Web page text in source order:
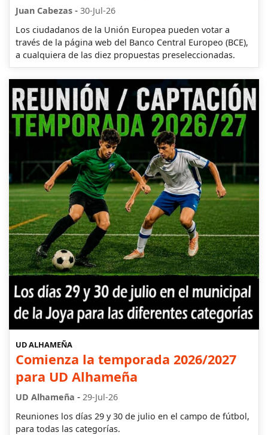
Juan Cabezas - 30-Jul-26
Los ciudadanos de la Unión Europea pueden votar a
través de la página web del Banco Central Europeo (BCE),
a cualquiera de las diez propuestas preseleccionadas.
UD ALHAMEÑA
Comienza la temporada 2026/2027
para UD Alhameña
UD Alhameña - 29-Jul-26
Reuniones los días 29 y 30 de julio en el campo de fútbol,
para todas las categorías.